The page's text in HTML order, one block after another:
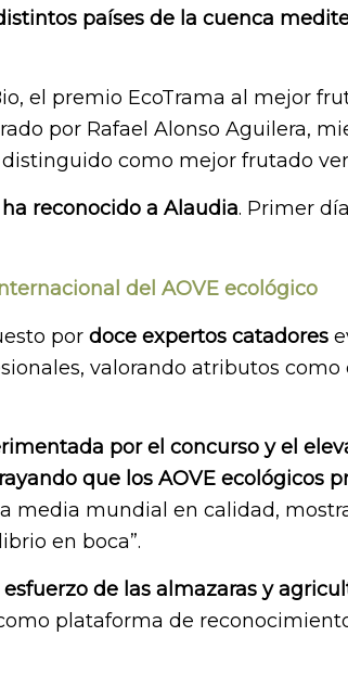
países de la cuenca
el premio EcoTrama al mejor
por Rafael Alonso Aguilera,
como mejor frutado
reconocido a Alaudia. Primer
del AOVE ecológico
por doce expertos catadores
valorando atributos
por el concurso y el
que los AOVE ecológicos
media mundial en calidad,
en boca”.
de las almazaras y
plataforma de